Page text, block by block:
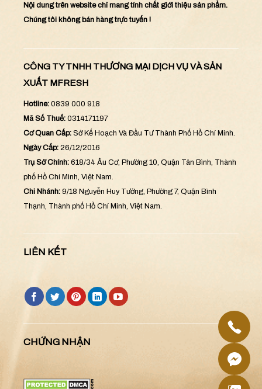
Nội dung trên website chỉ mang tính chất giới thiệu sản phẩm.
Chúng tôi không bán hàng trực tuyến !
CÔNG TY TNHH THƯƠNG MẠI DỊCH VỤ VÀ SẢN
XUẤT MFRESH
Hotline: 0839 000 918
Mã Số Thuế: 0314171197
Cơ Quan Cấp: Sở Kế Hoạch Và Đầu Tư Thành Phố Hồ Chí Minh.
Ngày Cấp: 26/12/2016
Trụ Sở Chính: 618/34 Âu Cơ, Phường 10, Quận Tân Bình, Thành
phố Hồ Chí Minh, Việt Nam.
Chi Nhánh: 9/18 Nguyễn Huy Tưởng, Phường 7, Quận Bình
Thạnh, Thành phố Hồ Chí Minh, Việt Nam.
LIÊN KẾT
CHỨNG NHẬN